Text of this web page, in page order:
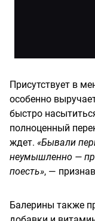
Присутствует в
особенно
быстро
полноценный
ждет. «Бывали
неумышленно —
поесть», —
Балерины также